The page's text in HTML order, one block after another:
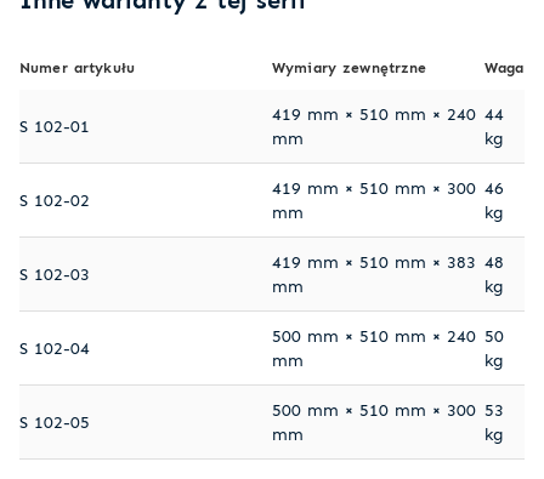
Numer artykułu Wymiary zewnętrzne Waga
S 102-01
419 mm × 510 mm × 240
mm
44
kg
S 102-02
419 mm × 510 mm × 300
mm
46
kg
S 102-03
419 mm × 510 mm × 383
mm
48
kg
S 102-04
500 mm × 510 mm × 240
mm
50
kg
S 102-05
500 mm × 510 mm × 300
mm
53
kg